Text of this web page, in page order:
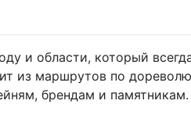
и области, который
из маршрутов по
брендам и памятникам.